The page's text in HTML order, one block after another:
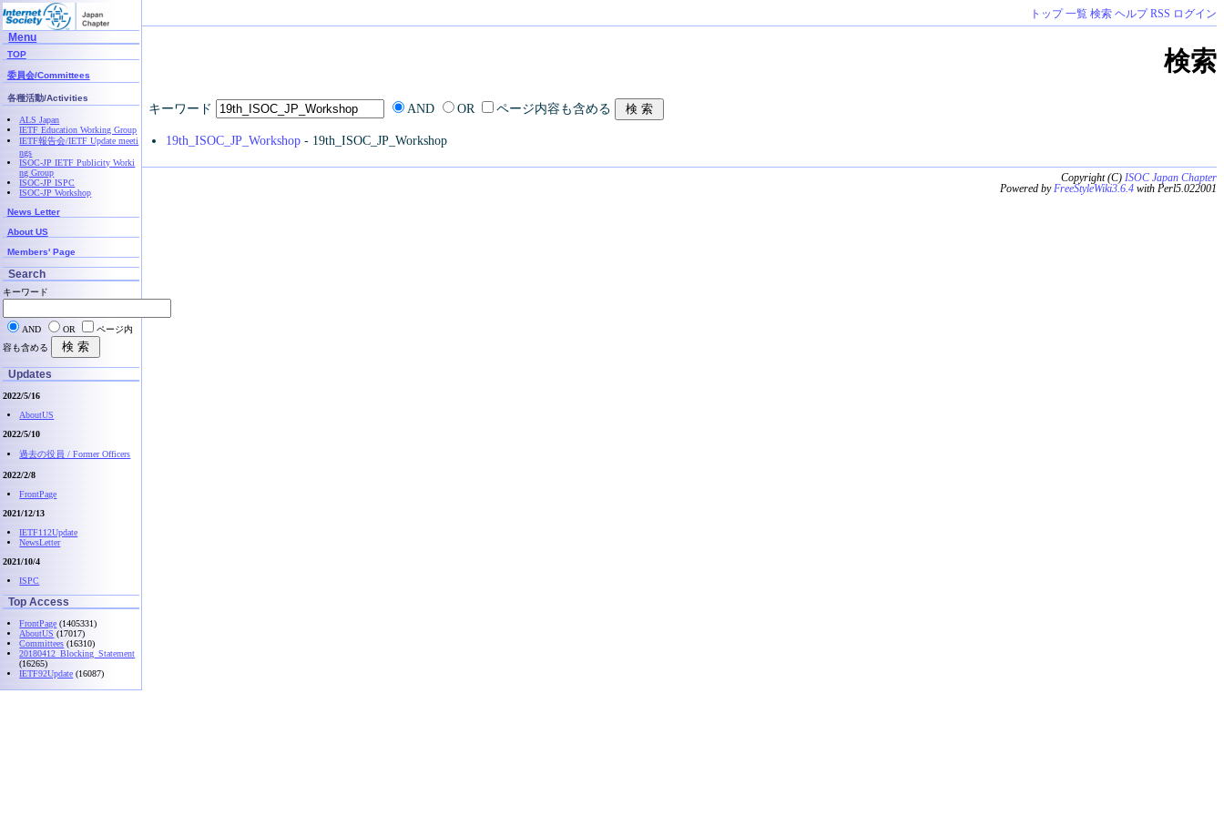
トップ 一覧 検索 ヘルプ RSS ログイン
検索
キーワード AND OR ページ内容も含める
19th_ISOC_JP_Workshop- 19th_ISOC_JP_Workshop
Menu
TOP
委員会/Committees
各種活動/Activities
ALS Japan
IETF Education Working Group
IETF報告会/IETF Update meeti
ngs
ISOC-JP IETF Publicity Worki
ng Group
ISOC-JP ISPC
ISOC-JP Workshop
News Letter
About US
Members' Page
Search
キーワード
AND OR
ページ内
容も含める
Updates
2022/5/16
AboutUS
2022/5/10
過去の役員 / Former Officers
2022/2/8
FrontPage
2021/12/13
IETF112Update
NewsLetter
2021/10/4
ISPC
Top Access
FrontPage (1405331)
AboutUS (17017)
Committees (16310)
20180412_Blocking_Statement
(16265)
IETF92Update (16087)
Copyright (C) ISOC Japan Chapter
Powered by FreeStyleWiki3.6.4 with Perl5.022001